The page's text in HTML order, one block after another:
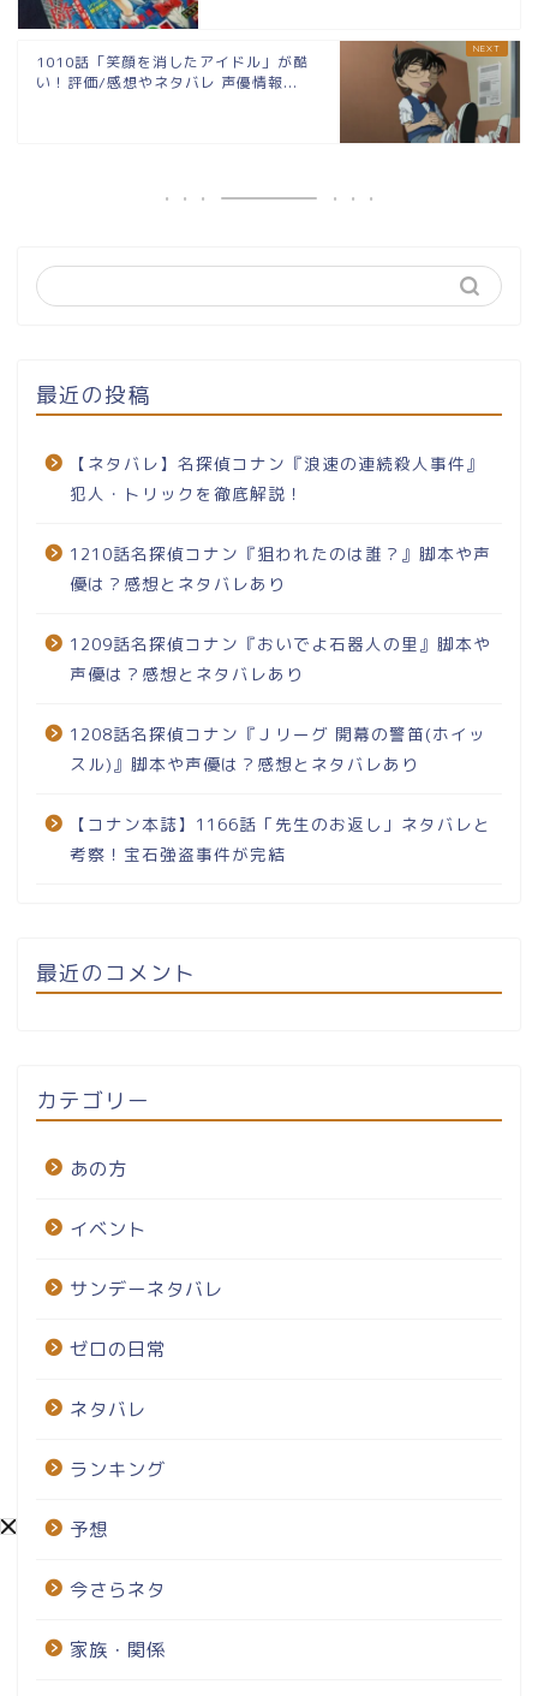
1010話「笑顔を消したアイドル」が酷
い！評価/感想やネタバレ 声優情報...
最近の投稿
【ネタバレ】名探偵コナン『浪速の連続殺人事件』
犯人・トリックを徹底解説！
1210話名探偵コナン『狙われたのは誰？』脚本や声
優は？感想とネタバレあり
1209話名探偵コナン『おいでよ石器人の里』脚本や
声優は？感想とネタバレあり
1208話名探偵コナン『Ｊリーグ 開幕の警笛(ホイッ
スル)』脚本や声優は？感想とネタバレあり
【コナン本誌】1166話「先生のお返し」ネタバレと
考察！宝石強盗事件が完結
最近のコメント
カテゴリー
あの方
イベント
サンデーネタバレ
ゼロの日常
ネタバレ
ランキング
予想
今さらネタ
家族・関係